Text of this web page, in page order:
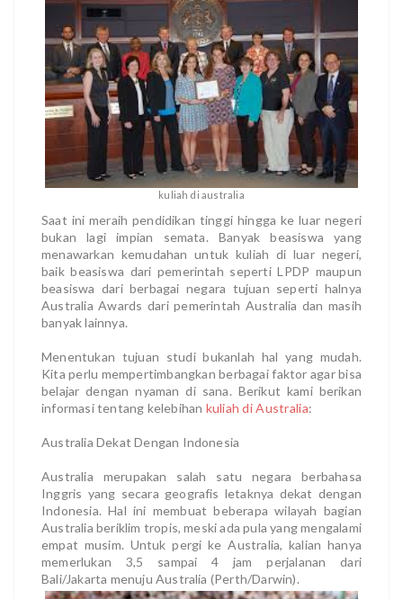
kuliah di australia
Saat ini meraih pendidikan tinggi hingga ke luar negeri
bukan lagi impian semata. Banyak beasiswa yang
menawarkan kemudahan untuk kuliah di luar negeri,
baik beasiswa dari pemerintah seperti LPDP maupun
beasiswa dari berbagai negara tujuan seperti halnya
Australia Awards dari pemerintah Australia dan masih
banyak lainnya.
Menentukan tujuan studi bukanlah hal yang mudah.
Kita perlu mempertimbangkan berbagai faktor agar bisa
belajar dengan nyaman di sana. Berikut kami berikan
informasi tentang kelebihan kuliah di Australia:
Australia Dekat Dengan Indonesia
Australia merupakan salah satu negara berbahasa
Inggris yang secara geografis letaknya dekat dengan
Indonesia. Hal ini membuat beberapa wilayah bagian
Australia beriklim tropis, meski ada pula yang mengalami
empat musim. Untuk pergi ke Australia, kalian hanya
memerlukan 3,5 sampai 4 jam perjalanan dari
Bali/Jakarta menuju Australia (Perth/Darwin).